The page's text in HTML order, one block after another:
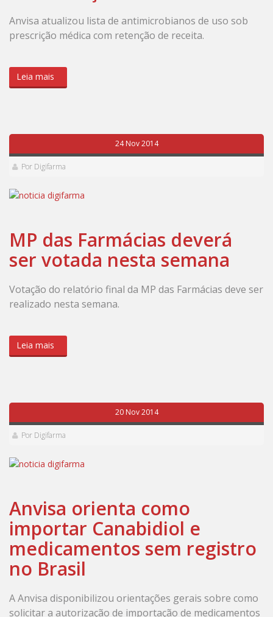
Anvisa atualizou lista de antimicrobianos de uso sob
prescrição médica com retenção de receita.
Leia mais
24 Nov 2014
Por Digifarma
MP das Farmácias deverá
ser votada nesta semana
Votação do relatório final da MP das Farmácias deve ser
realizado nesta semana.
Leia mais
20 Nov 2014
Por Digifarma
Anvisa orienta como
importar Canabidiol e
medicamentos sem registro
no Brasil
A Anvisa disponibilizou orientações gerais sobre como
solicitar a autorização de importação de medicamentos